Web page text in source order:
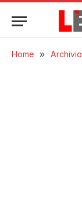
Home » Archivio